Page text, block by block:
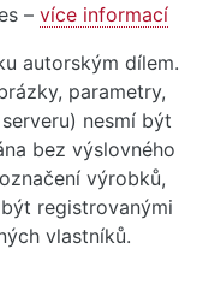
– více informací
autorským dílem.
parametry,
nesmí být
bez výslovného
výrobků,
registrovanými
vlastníků.